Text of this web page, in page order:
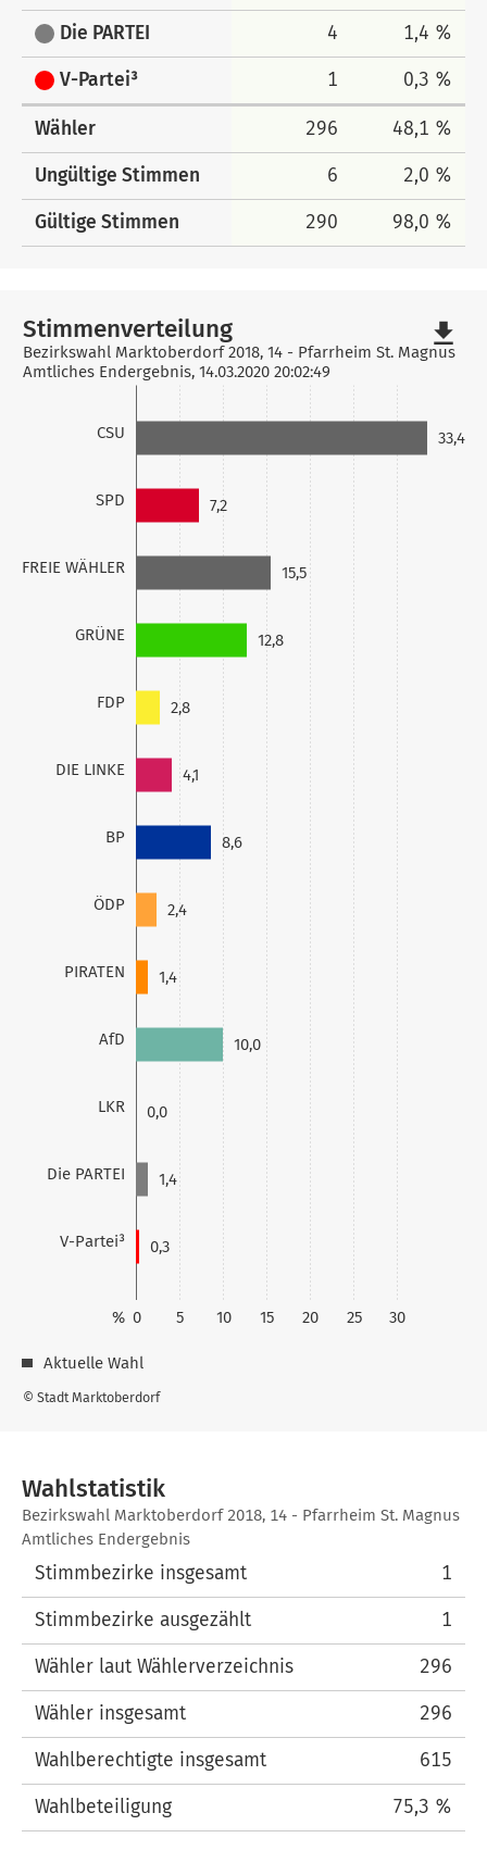
Die PARTEI 4 1,4 %
V-Partei³ 1 0,3 %
Wähler 296 48,1 %
Ungültige Stimmen 6 2,0 %
Gültige Stimmen 290 98,0 %
CSU
SPD
FREIE WÄHLER
GRÜNE
FDP
DIE LINKE
BP
ÖDP
PIRATEN
AfD
LKR
Die PARTEI
V-Partei³
0 5 10 15 20 25 30
%
33,4
7,2
15,5
12,8
2,8
4,1
8,6
2,4
1,4
10,0
0,0
1,4
0,3
© Stadt Marktoberdorf
Stimmenverteilung
Bezirkswahl Marktoberdorf 2018, 14 - Pfarrheim St. Magnus
Amtliches Endergebnis, 14.03.2020 20:02:49
Aktuelle Wahl
file_download
Wahlstatistik
Wahlstatistik
Bezirkswahl Marktoberdorf 2018, 14 - Pfarrheim St. Magnus
Amtliches Endergebnis
Stimmbezirke insgesamt 1
Stimmbezirke ausgezählt 1
Wähler laut Wählerverzeichnis 296
Wähler insgesamt 296
Wahlberechtigte insgesamt 615
Wahlbeteiligung 75,3 %